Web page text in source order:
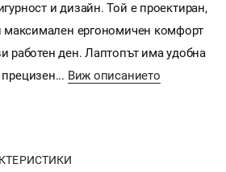
и дизайн. Той е проектиран,
максимален ергономичен комфорт
работен ден. Лаптопът има удобна
Виж описанието